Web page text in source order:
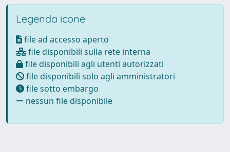
Legenda icone
file ad accesso aperto
file disponibili sulla rete interna
file disponibili agli utenti autorizzati
file disponibili solo agli amministratori
file sotto embargo
nessun file disponibile